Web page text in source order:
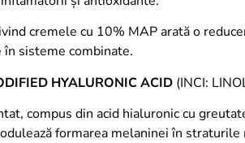
cremele cu 10% MAP arată o
sisteme combinate.
HYALURONIC ACID (INCI:
compus din acid hialuronic cu
formarea melaninei în straturile